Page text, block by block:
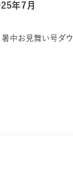
年7月
中お見舞い号ダウ